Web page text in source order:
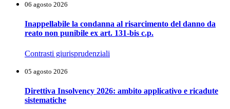
06 agosto 2026
Inappellabile la condanna al risarcimento del danno da
reato non punibile ex art. 131-bis c.p.
Contrasti giurisprudenziali
05 agosto 2026
Direttiva Insolvency 2026: ambito applicativo e ricadute
sistematiche